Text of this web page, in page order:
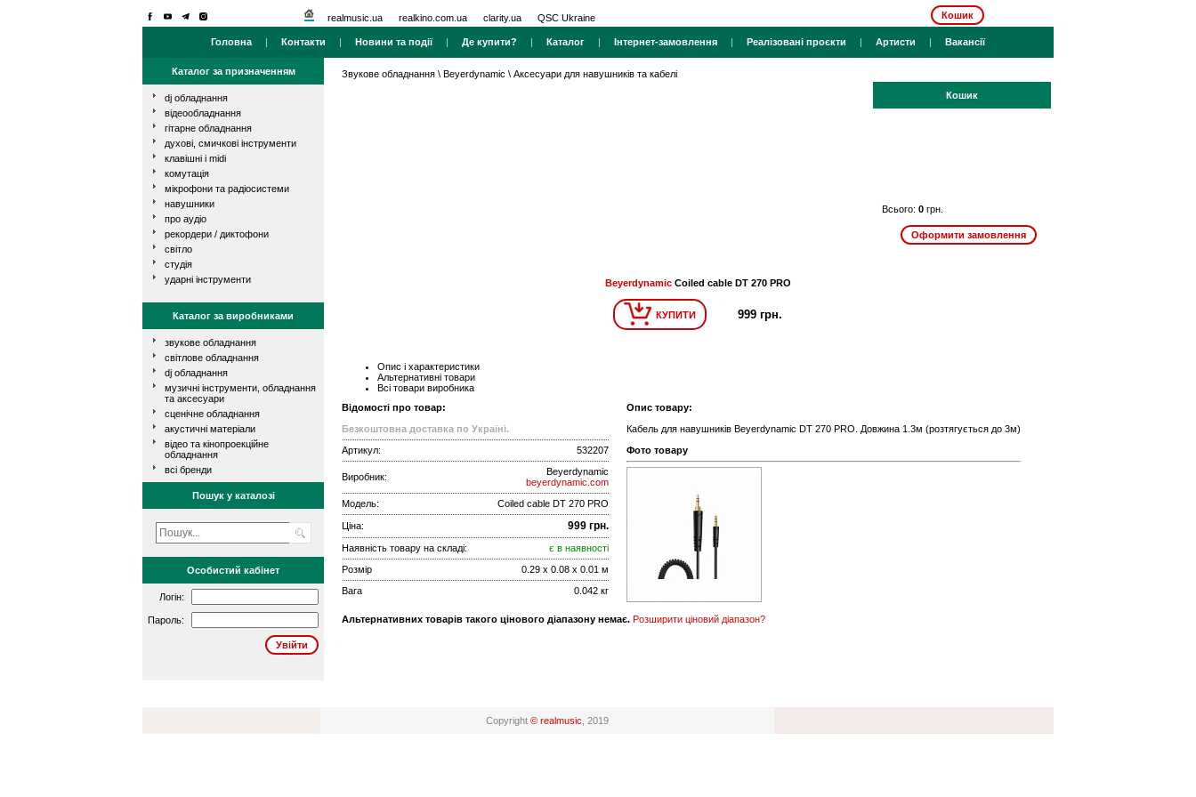
realmusic.ua realkino.com.ua clarity.ua QSC Ukraine Кошик
Головна | Контакти | Новини та події| Де купити? | Каталог | Інтернет-замовлення | Реалізовані проєкти | Артисти | Вакансії
Каталог за призначенням
dj обладнання
відеообладнання
гітарне обладнання
духові, смичкові інструменти
клавішні і midi
комутація
мікрофони та радіосистеми
навушники
про аудіо
рекордери / диктофони
світло
студія
ударні інструменти
Каталог за виробниками
звукове обладнання
світлове обладнання
dj обладнання
музичні інструменти, обладнання
та аксесуари
сценічне обладнання
акустичні матеріали
відео та кінопроекційне
обладнання
всі бренди
Пошук у каталозі
Особистий кабінет
Логін:
Пароль:
Звукове обладнання \ Beyerdynamic \ Аксесуари для навушників та кабелі
Кошик
Всього: 0 грн.
BeyerdynamicCoiled cable DT 270 PRO
КУПИТИ 999 грн.
Опис і характеристики
Альтернативні товари
Всі товари виробника
Відомості про товар:
Безкоштовна доставка по Україні.
Артикул:
532207
Виробник:
Beyerdynamic
beyerdynamic.com
Модель:
Coiled cable DT 270 PRO
Ціна: 999 грн.
Наявність товару на складі:
є в наявності
Розмір
0.29 x 0.08 x 0.01 м
Вага
0.042 кг
Опис товару:
Кабель для навушників Beyerdynamic DT 270 PRO. Довжина 1.3м (розтягується до 3м)
Фото товару
Альтернативних товарів такого цінового діапазону немає. Розширити ціновий діапазон?
Copyright © realmusic , 2019